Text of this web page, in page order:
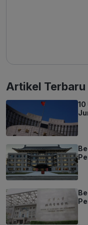
Artikel Terbaru